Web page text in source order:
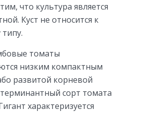
что культура является
Куст не относится к
томаты
низким компактным
развитой корневой
сорт томата
характеризуется